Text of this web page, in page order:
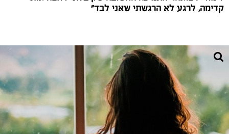
קדימה, לרגע לא הרגשתי שאני לבד"